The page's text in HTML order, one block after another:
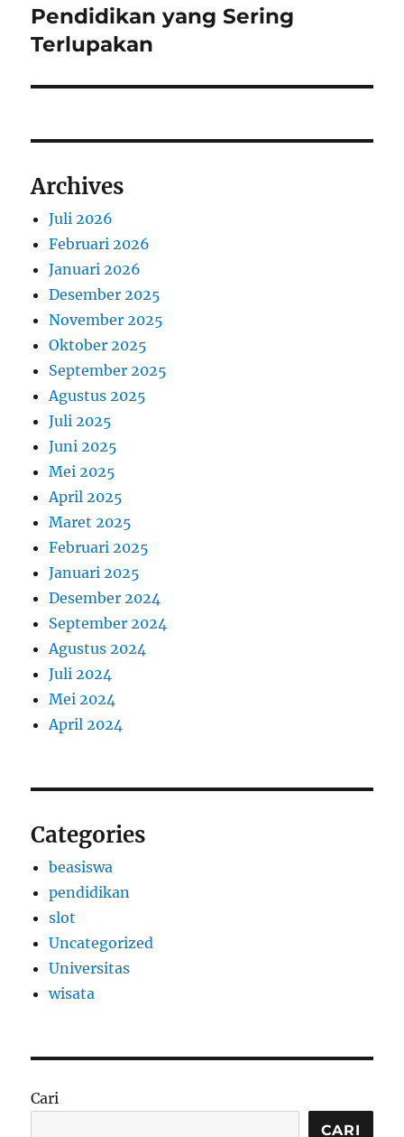
post:
Pendidikan yang Sering
Terlupakan
Archives
Juli 2026
Februari 2026
Januari 2026
Desember 2025
November 2025
Oktober 2025
September 2025
Agustus 2025
Juli 2025
Juni 2025
Mei 2025
April 2025
Maret 2025
Februari 2025
Januari 2025
Desember 2024
September 2024
Agustus 2024
Juli 2024
Mei 2024
April 2024
Categories
beasiswa
pendidikan
slot
Uncategorized
Universitas
wisata
Cari
CARI